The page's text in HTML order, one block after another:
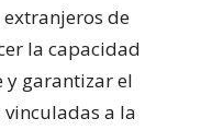
de
la capacidad
garantizar el
a la